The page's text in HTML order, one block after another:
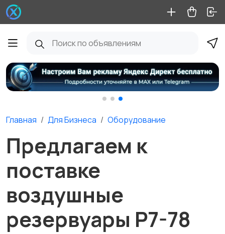
Главная Для Бизнеса Оборудование
Предлагаем к
поставке
воздушные
резервуары Р7-78